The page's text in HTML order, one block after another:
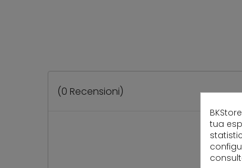
(0 Recensioni)
tua